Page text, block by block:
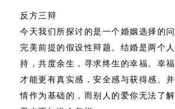
反方三辩
今天我们所探讨的是一个婚姻选择的
完美前提的假设性辩题。结婚是两个
持，共度余生，寻求终生的幸福。幸
才能更有真实感，安全感与获得感。
情作为基础的，而别人的爱你无法了